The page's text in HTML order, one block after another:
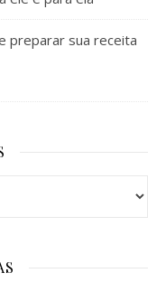
preparar sua receita